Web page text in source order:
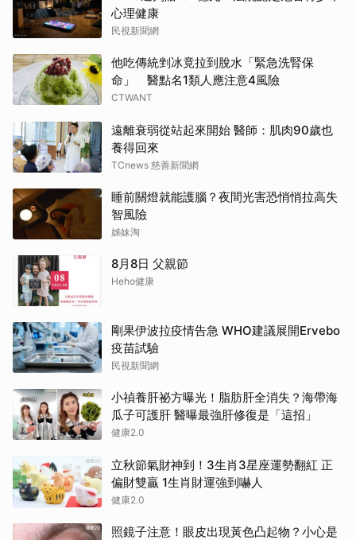
心理健康
民視新聞網
他吃傳統剉冰竟拉到脫水「緊急洗腎保
命」 醫點名1類人應注意4風險
CTWANT
遠離衰弱從站起來開始 醫師：肌肉90歲也
養得回來
TCnews 慈善新聞網
睡前關燈就能護腦？夜間光害恐悄悄拉高失
智風險
姊妹淘
8月8日 父親節
Heho健康
剛果伊波拉疫情告急 WHO建議展開Ervebo
疫苗試驗
民視新聞網
小禎養肝祕方曝光！脂肪肝全消失？海帶海
瓜子可護肝 醫曝最強肝修復是「這招」
健康2.0
立秋節氣財神到！3生肖3星座運勢翻紅 正
偏財雙贏 1生肖財運強到嚇人
健康2.0
照鏡子注意！眼皮出現黃色凸起物？小心是